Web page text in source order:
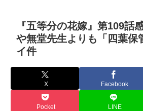
『五等分の花嫁』第109話
や無堂先生よりも「四葉保
イ件
X Facebook
Pocket LINE